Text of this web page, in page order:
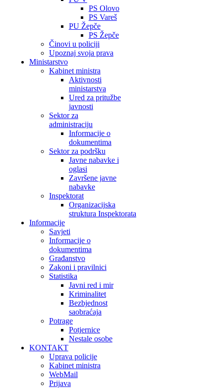
PS Olovo
PS Vareš
PU Žepče
PS Žepče
Činovi u policiji
Upoznaj svoja prava
Ministarstvo
Kabinet ministra
Aktivnosti
ministarstva
Ured za pritužbe
javnosti
Sektor za
administraciju
Informacije o
dokumentima
Sektor za podršku
Javne nabavke i
oglasi
Završene javne
nabavke
Inspektorat
Organizacijska
struktura Inspektorata
Informacije
Savjeti
Informacije o
dokumentima
Građanstvo
Zakoni i pravilnici
Statistika
Javni red i mir
Kriminalitet
Bezbjednost
saobraćaja
Potrage
Potjernice
Nestale osobe
KONTAKT
Uprava policije
Kabinet ministra
WebMail
Prijava